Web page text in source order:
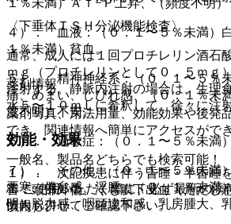
１％未満）Ａｌ−Ｐ上昇、（頻度不明）
４）． 血液：（０．１〜５％未満）
１％未満）貧血。
５）． 精神神経系：（０．１〜５％
痛、めまい、しびれ感、（０．１％未
度不明）不安。
６）． 過敏症：（０．１〜５％未満）
７）． その他：（０．１〜５％未満
悪寒、倦怠感、浮腫、（０．１％未満
明）脱力感、咽頭違和感、乳房腫大、
〈下垂体ＴＳＨ分泌機能検査〉
通常、成人には１回プロチレリン酒石
ｍｇ（プロチレリンとして０．５ｍｇ
注射する。静脈内注射の場合は、生理
水５〜１０ｍＬに希釈して、徐々に注
効能・効果
１）． 次記疾患に伴う昏睡・半昏睡
害：頭部外傷、くも膜下出血（ただし
以内）。
薬剤情報
薬剤写真、用法用量、効能効果や後発
でき、関連情報へ簡単にアクセスがで
一般名、製品名どちらでも検索可能！
※ ご使用いただく際に、必ず最新の添
情報も併せてご確認下さい。